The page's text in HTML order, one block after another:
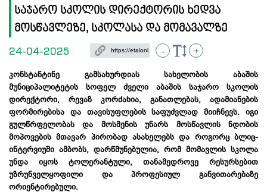
საჯარო სკოლის დირექტორის ხედვა
მოსწავლეზე, სკოლასა და მომავალზე
24-04-2025 - +
კონსტანტინე გამსახურდიას სახელობის აბაშის
მუნიციპალიტეტის სოფელ ძველი აბაშის საჯარო სკოლის
დირექტორი, რევაზ კორძახია, განათლებას, ადამიანების
ფორმირებისა და თავისუფლების საფუძვლად მიიჩნევს. იგი
გულწრფელობას და მოსმენის უნარს მოსწავლის ნდობის
მოპოვების მთავარ პირობად ასახელებს და როგორც ბლიც-
ინტერვიუში ამბობს, დარწმუნებულია, რომ მომავლის სკოლა
უნდა იყოს ტოლერანტული, თანამედროვე რესურსებით
უზრუნველყოფილი და პროფესიულ განვითარებაზე
ორიენტირებული.